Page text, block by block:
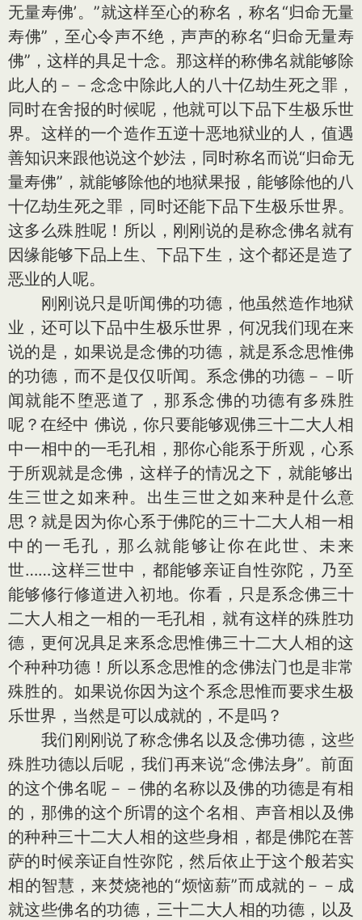
无量寿佛’。”就这样至心的称名，称名“归命无量
寿佛”，至心令声不绝，声声的称名“归命无量寿
佛”，这样的具足十念。那这样的称佛名就能够除
此人的－－念念中除此人的八十亿劫生死之罪，
同时在舍报的时候呢，他就可以下品下生极乐世
界。这样的一个造作五逆十恶地狱业的人，值遇
善知识来跟他说这个妙法，同时称名而说“归命无
量寿佛”，就能够除他的地狱果报，能够除他的八
十亿劫生死之罪，同时还能下品下生极乐世界。
这多么殊胜呢！所以，刚刚说的是称念佛名就有
因缘能够下品上生、下品下生，这个都还是造了
恶业的人呢。
刚刚说只是听闻佛的功德，他虽然造作地狱
业，还可以下品中生极乐世界，何况我们现在来
说的是，如果说是念佛的功德，就是系念思惟佛
的功德，而不是仅仅听闻。系念佛的功德－－听
闻就能不堕恶道了，那系念佛的功德有多殊胜
呢？在经中 佛说，你只要能够观佛三十二大人相
中一相中的一毛孔相，那你心能系于所观，心系
于所观就是念佛，这样子的情况之下，就能够出
生三世之如来种。出生三世之如来种是什么意
思？就是因为你心系于佛陀的三十二大人相一相
中的一毛孔，那么就能够让你在此世、未来
世……这样三世中，都能够亲证自性弥陀，乃至
能够修行修道进入初地。你看，只是系念佛三十
二大人相之一相的一毛孔相，就有这样的殊胜功
德，更何况具足来系念思惟佛三十二大人相的这
个种种功德！所以系念思惟的念佛法门也是非常
殊胜的。如果说你因为这个系念思惟而要求生极
乐世界，当然是可以成就的，不是吗？
我们刚刚说了称念佛名以及念佛功德，这些
殊胜功德以后呢，我们再来说“念佛法身”。前面
的这个佛名呢－－佛的名称以及佛的功德是有相
的，那佛的这个所谓的这个名相、声音相以及佛
的种种三十二大人相的这些身相，都是佛陀在菩
萨的时候亲证自性弥陀，然后依止于这个般若实
相的智慧，来焚烧祂的“烦恼薪”而成就的－－成
就这些佛名的功德，三十二大人相的功德，以及